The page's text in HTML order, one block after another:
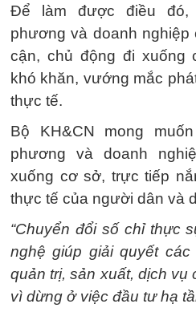
Để làm được điều đó,
phương và doanh nghiệp
cận, chủ động đi xuống
khó khăn, vướng mắc
thực tế.
Bộ KH&CN mong
phương và doanh
xuống cơ sở, trực tiếp
thực tế của người dân và
“Chuyển đổi số chỉ thực
nghệ giúp giải quyết
quản trị, sản xuất, dịch vụ
vì dừng ở việc đầu tư hạ